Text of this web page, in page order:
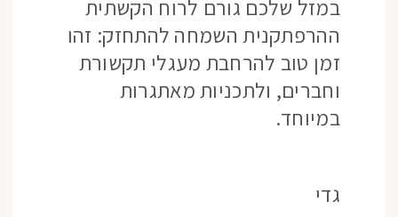
במזל שלכם גורם לרוח הקשתית
ההרפתקנית השמחה להתחזק: זהו
זמן טוב להרחבת מעגלי תקשורת
וחברים, ולתכניות מאתגרות
במיוחד.
גדי